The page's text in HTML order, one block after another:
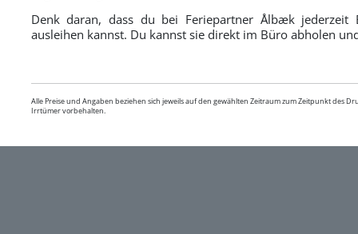
Denk daran, dass du bei Feriepartner Ålbæk jederzeit
ausleihen kannst. Du kannst sie direkt im Büro abholen
Alle Preise und Angaben beziehen sich jeweils auf den gewählten Zeitraum zum Zeitpunkt des
Irrtümer vorbehalten.